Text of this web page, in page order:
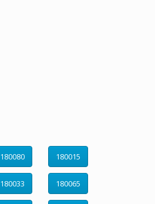
180080 180015
180033 180065